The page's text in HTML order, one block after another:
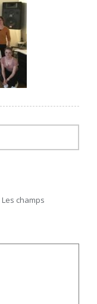
Les champs